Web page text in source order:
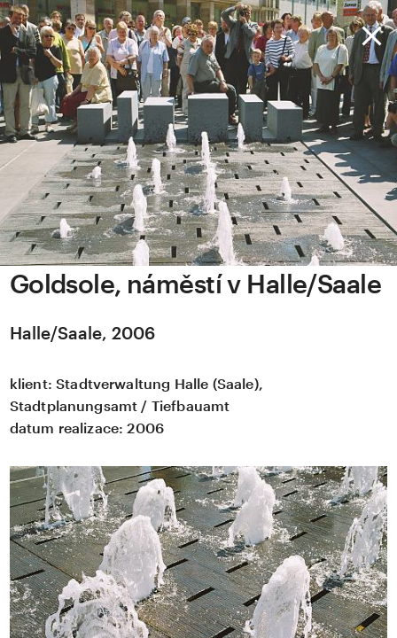
Goldsole, náměstí v Halle/Saale
Halle/Saale, 2006
klient: Stadtverwaltung Halle (Saale),
Stadtplanungsamt / Tiefbauamt
datum realizace: 2006